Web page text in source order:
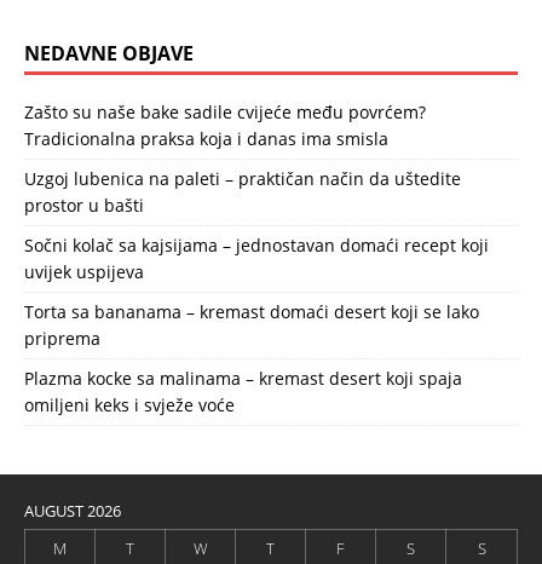
NEDAVNE OBJAVE
Zašto su naše bake sadile cvijeće među povrćem?
Tradicionalna praksa koja i danas ima smisla
Uzgoj lubenica na paleti – praktičan način da uštedite
prostor u bašti
Sočni kolač sa kajsijama – jednostavan domaći recept koji
uvijek uspijeva
Torta sa bananama – kremast domaći desert koji se lako
priprema
Plazma kocke sa malinama – kremast desert koji spaja
omiljeni keks i svježe voće
AUGUST 2026
M
T W T F S
S